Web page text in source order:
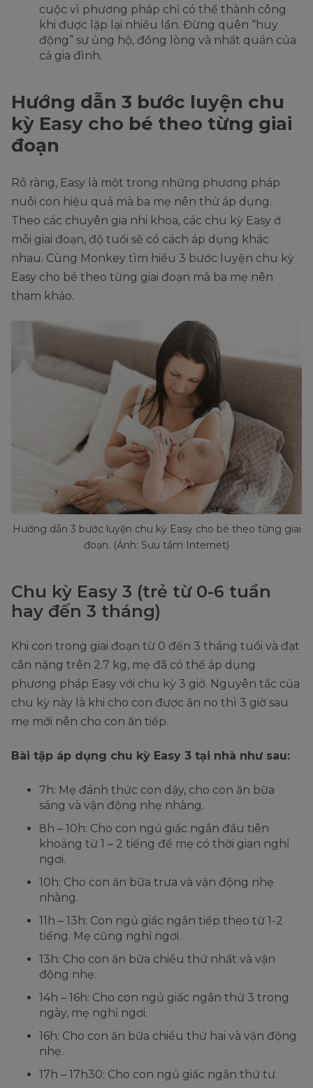
cuộc vì phương pháp chỉ có thể thành công
khi được lặp lại nhiều lần. Đừng quên “huy
động” sự ủng hộ, đồng lòng và nhất quán của
cả gia đình.
Hướng dẫn 3 bước luyện chu
kỳ Easy cho bé theo từng giai
đoạn
Rõ ràng, Easy là một trong những phương pháp
nuôi con hiệu quả mà ba mẹ nên thử áp dụng.
Theo các chuyên gia nhi khoa, các chu kỳ Easy ở
mỗi giai đoạn, độ tuổi sẽ có cách áp dụng khác
nhau. Cùng Monkey tìm hiểu 3 bước luyện chu kỳ
Easy cho bé theo từng giai đoạn mà ba mẹ nên
tham khảo.
Hướng dẫn 3 bước luyện chu kỳ Easy cho bé theo từng giai
đoạn. (Ảnh: Sưu tầm Internet)
Chu kỳ Easy 3 (trẻ từ 0-6 tuần
hay đến 3 tháng)
Khi con trong giai đoạn từ 0 đến 3 tháng tuổi và đạt
cân nặng trên 2.7 kg, mẹ đã có thể áp dụng
phương pháp Easy với chu kỳ 3 giờ. Nguyên tắc của
chu kỳ này là khi cho con được ăn no thì 3 giờ sau
mẹ mới nên cho con ăn tiếp.
Bài tập áp dụng chu kỳ Easy 3 tại nhà như sau:
7h: Mẹ đánh thức con dậy, cho con ăn bữa
sáng và vận động nhẹ nhàng.
8h – 10h: Cho con ngủ giấc ngắn đầu tiên
khoảng từ 1 – 2 tiếng để mẹ có thời gian nghỉ
ngơi.
10h: Cho con ăn bữa trưa và vận động nhẹ
nhàng.
11h – 13h: Con ngủ giấc ngắn tiếp theo từ 1-2
tiếng. Mẹ cũng nghỉ ngơi.
13h: Cho con ăn bữa chiều thứ nhất và vận
động nhẹ.
14h – 16h: Cho con ngủ giấc ngắn thứ 3 trong
ngày, mẹ nghỉ ngơi.
16h: Cho con ăn bữa chiều thứ hai và vận động
nhẹ.
17h – 17h30: Cho con ngủ giấc ngắn thứ tư.